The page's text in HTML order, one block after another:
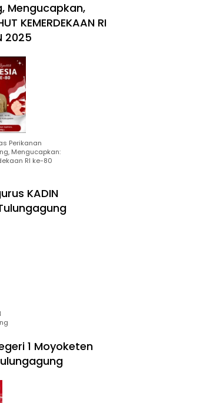
Mengucapkan,
KEMERDEKAAN RI
2025
Perikanan
Mengucapkan:
RI ke-80
KADIN
1 Moyoketen